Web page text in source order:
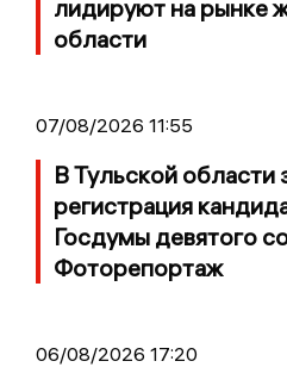
лидируют на рынке
области
07/08/2026 11:55
В Тульской области
регистрация
Госдумы девятого
Фоторепортаж
06/08/2026 17:20